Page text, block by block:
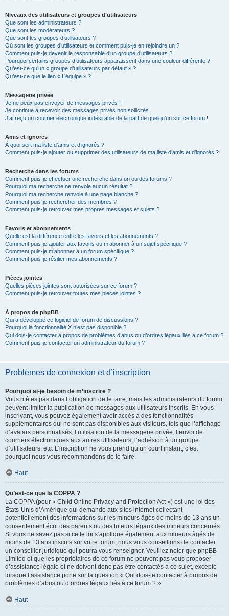
Niveaux des utilisateurs et groupes d’utilisateurs
Que sont les administrateurs ?
Que sont les modérateurs ?
Que sont les groupes d’utilisateurs ?
Où sont les groupes d’utilisateurs et comment puis-je en rejoindre un ?
Comment puis-je devenir le responsable d’un groupe d’utilisateurs ?
Pourquoi certains groupes d’utilisateurs apparaissent dans une couleur différente ?
Qu’est-ce qu’un « groupe d’utilisateurs par défaut » ?
Qu’est-ce que le lien « L’équipe » ?
Messagerie privée
Je ne peux pas envoyer de messages privés !
Je continue à recevoir des messages privés non sollicités !
J’ai reçu un courrier électronique indésirable de la part de quelqu’un sur ce forum !
Amis et ignorés
À quoi sert ma liste d’amis et d’ignorés ?
Comment puis-je ajouter ou supprimer des utilisateurs de ma liste d’amis et d’ignorés ?
Recherche dans les forums
Comment puis-je effectuer une recherche dans un ou des forums ?
Pourquoi ma recherche ne renvoie aucun résultat ?
Pourquoi ma recherche renvoie à une page blanche ?!
Comment puis-je rechercher des membres ?
Comment puis-je retrouver mes propres messages et sujets ?
Favoris et abonnements
Quelle est la différence entre les favoris et les abonnements ?
Comment puis-je ajouter aux favoris ou m’abonner à un sujet spécifique ?
Comment puis-je m’abonner à un forum spécifique ?
Comment puis-je résilier mes abonnements ?
Pièces jointes
Quelles pièces jointes sont autorisées sur ce forum ?
Comment puis-je retrouver toutes mes pièces jointes ?
À propos de phpBB
Qui a développé ce logiciel de forum de discussions ?
Pourquoi la fonctionnalité X n’est pas disponible ?
Qui dois-je contacter à propos de problèmes d’abus ou d’ordres légaux liés à ce forum ?
Comment puis-je contacter un administrateur du forum ?
Problèmes de connexion et d’inscription
Pourquoi ai-je besoin de m’inscrire ?
Vous n’êtes pas dans l’obligation de le faire, mais les administrateurs du forum
peuvent limiter la publication de messages aux utilisateurs inscrits. En vous
inscrivant, vous pouvez également avoir accès à des fonctionnalités
supplémentaires qui ne sont pas disponibles aux visiteurs, tels que l’affichage
d’avatars personnalisés, l’utilisation de la messagerie privée, l’envoi de
courriers électroniques aux autres utilisateurs, l’adhésion à un groupe
d’utilisateurs, etc. L’inscription ne vous prend qu’un court instant, c’est
pourquoi nous vous recommandons de le faire.
Haut
Qu’est-ce que la COPPA ?
La COPPA (pour « Child Online Privacy and Protection Act ») est une loi des
États-Unis d’Amérique qui demande aux sites internet collectant
potentiellement des informations sur les mineurs âgés de moins de 13 ans un
consentement écrit des parents ou des tuteurs légaux des mineurs concernés.
Si vous ne savez pas si cette loi s’applique également aux mineurs âgés de
moins de 13 ans inscrits sur votre forum, nous vous conseillons de contacter
un conseiller juridique qui pourra vous renseigner. Veuillez noter que phpBB
Limited et que les propriétaires de ce forum ne peuvent pas vous proposer
d’assistance légale et ne doivent donc pas être contactés à ce sujet, excepté
lorsque l’assistance porte sur la question « Qui dois-je contacter à propos de
problèmes d’abus ou d’ordres légaux liés à ce forum ? ».
Haut